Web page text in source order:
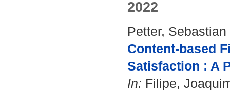
2022
Petter, Sebastian
Content-based
Satisfaction : A
In: Filipe,